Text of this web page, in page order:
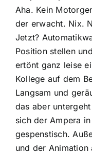
Aha. Kein
der erwacht. Nix.
Jetzt?
Position stellen
ertönt ganz leise
Kollege auf dem
Langsam und
das aber
sich der Ampera
gespenstisch.
und der Animation